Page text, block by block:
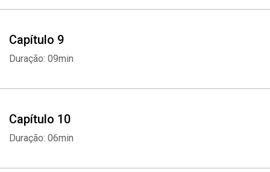
Capítulo 9
Duração: 09min
Capítulo 10
Duração: 06min